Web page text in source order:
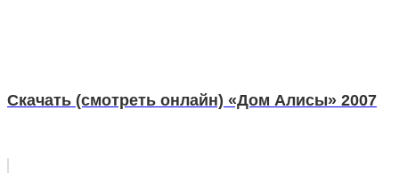
Скачать (смотреть онлайн) «Дом Алисы» 2007